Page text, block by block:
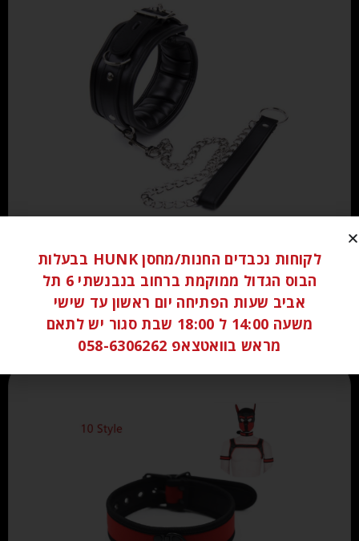
הוספה לסל
לקוחות נכבדים החנות/מחסן HUNK בבעלות
הבוס הגדול ממוקמת ברחוב בנבנשתי 6 תל
אביב שעות הפתיחה יום ראשון עד שישי
משעה 14:00 ל 18:00 שבת סגור יש לתאם
מראש בוואטצאפ 058-6306262